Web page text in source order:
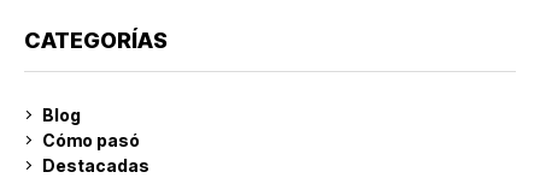
CATEGORÍAS
Blog
Cómo pasó
Destacadas